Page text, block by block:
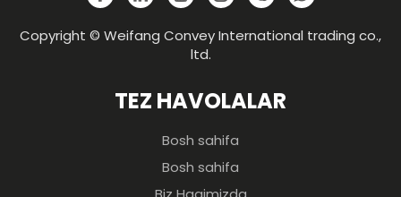
Copyright © Weifang Convey International trading co.,
ltd.
TEZ HAVOLALAR
Bosh sahifa
Bosh sahifa